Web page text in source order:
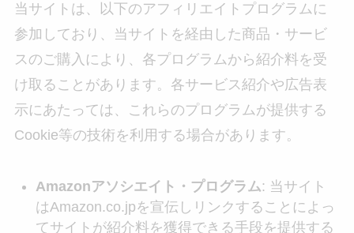
当サイトは、以下のアフィリエイトプログラムに
参加しており、当サイトを経由した商品・サービ
スのご購入により、各プログラムから紹介料を受
け取ることがあります。各サービス紹介や広告表
示にあたっては、これらのプログラムが提供する
Cookie等の技術を利用する場合があります。
Amazonアソシエイト・プログラム: 当サイト
はAmazon.co.jpを宣伝しリンクすることによっ
てサイトが紹介料を獲得できる手段を提供する